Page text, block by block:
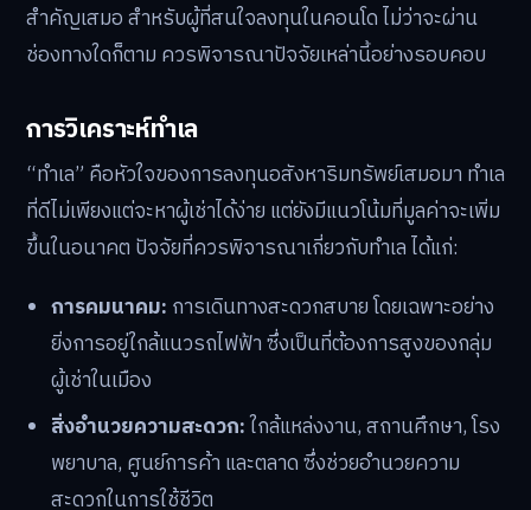
สำคัญเสมอ สำหรับผู้ที่สนใจลงทุนในคอนโด ไม่ว่าจะผ่าน
ช่องทางใดก็ตาม ควรพิจารณาปัจจัยเหล่านี้อย่างรอบคอบ
การวิเคราะห์ทำเล
“ทำเล” คือหัวใจของการลงทุนอสังหาริมทรัพย์เสมอมา ทำเล
ที่ดีไม่เพียงแต่จะหาผู้เช่าได้ง่าย แต่ยังมีแนวโน้มที่มูลค่าจะเพิ่ม
ขึ้นในอนาคต ปัจจัยที่ควรพิจารณาเกี่ยวกับทำเล ได้แก่:
การคมนาคม: การเดินทางสะดวกสบาย โดยเฉพาะอย่าง
ยิ่งการอยู่ใกล้แนวรถไฟฟ้า ซึ่งเป็นที่ต้องการสูงของกลุ่ม
ผู้เช่าในเมือง
สิ่งอำนวยความสะดวก:ใกล้แหล่งงาน, สถานศึกษา, โรง
พยาบาล, ศูนย์การค้า และตลาด ซึ่งช่วยอำนวยความ
สะดวกในการใช้ชีวิต